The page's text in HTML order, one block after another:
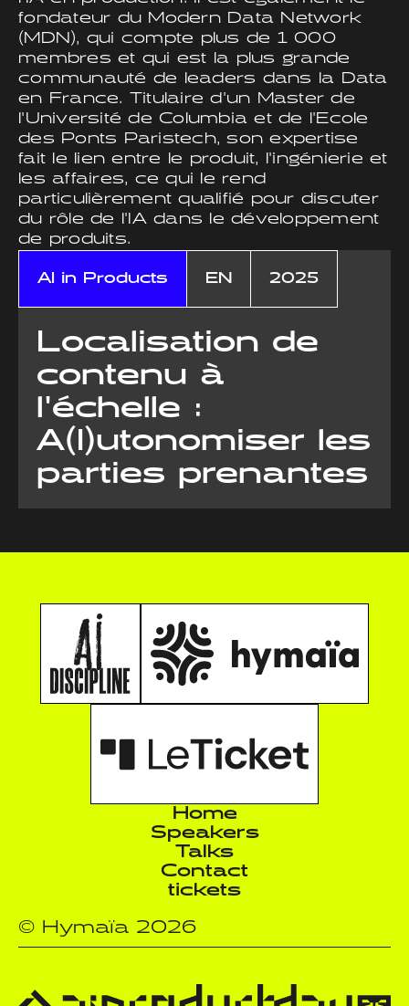
fondateur du Modern Data Network
(MDN), qui compte plus de 1 000
membres et qui est la plus grande
communauté de leaders dans la Data
en France. Titulaire d'un Master de
l'Université de Columbia et de l'Ecole
des Ponts Paristech, son expertise
fait le lien entre le produit, l'ingénierie et
les affaires, ce qui le rend
particulièrement qualifié pour discuter
du rôle de l'IA dans le développement
de produits.
AI in Products EN 2025
Localisation de
contenu à
l'échelle :
A(I)utonomiser les
parties prenantes
Home
Speakers
Talks
Contact
tickets
© Hymaïa 2026